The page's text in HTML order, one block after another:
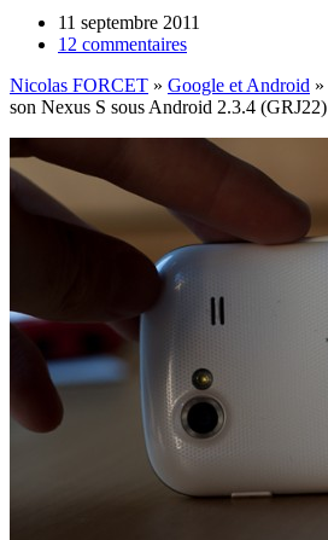
11 septembre 2011
12 commentaires
Nicolas FORCET » Google et Android »
son Nexus S sous Android 2.3.4 (GRJ22)